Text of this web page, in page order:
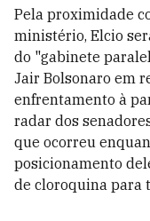
Pela proximidade
ministério, Elcio
do "gabinete
Jair Bolsonaro em
enfrentamento à
radar dos
que ocorreu
posicionamento
de cloroquina para